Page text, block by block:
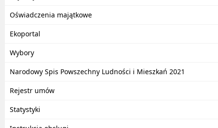
Oświadczenia majątkowe
Ekoportal
Wybory
Narodowy Spis Powszechny Ludności i Mieszkań 2021
Rejestr umów
Statystyki